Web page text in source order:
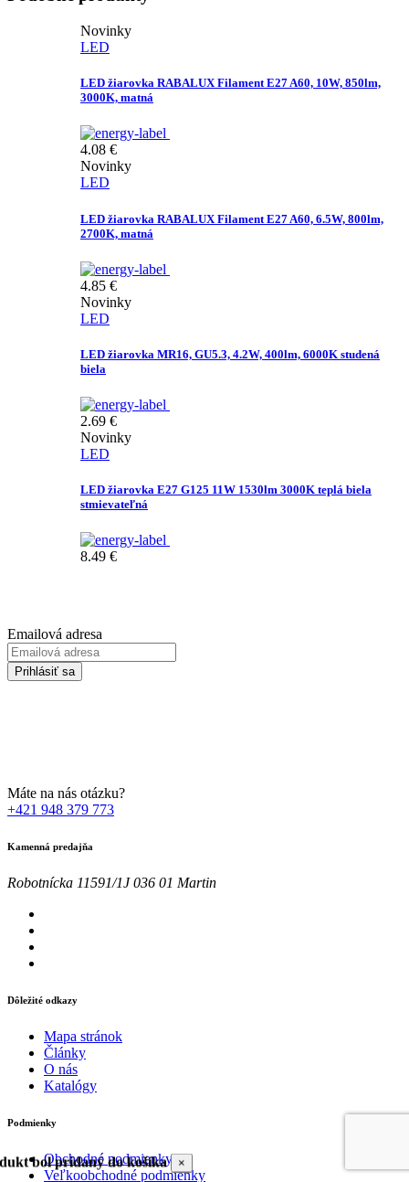
Novinky
LED
LED žiarovka RABALUX Filament E27 A60, 10W, 850lm,
3000K, matná
4.08 €
Novinky
LED
LED žiarovka RABALUX Filament E27 A60, 6.5W, 800lm,
2700K, matná
4.85 €
Novinky
LED
LED žiarovka MR16, GU5.3, 4.2W, 400lm, 6000K studená
biela
2.69 €
Novinky
LED
LED žiarovka E27 G125 11W 1530lm 3000K teplá biela
stmievateľná
8.49 €
Emailová adresa
Prihlásiť sa
Máte na nás otázku?
+421 948 379 773
Kamenná predajňa
Robotnícka 11591/1J 036 01 Martin
Dôležité odkazy
Mapa stránok
Články
O nás
Katalógy
Podmienky
Obchodné podmienky
Veľkoobchodné podmienky
bol pridaný do košíka ×